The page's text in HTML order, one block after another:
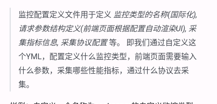
监控配置定义文件用于定义 监控类型的名称(国际化),
请求参数结构定义(前端页面根据配置自动渲染UI), 采
集指标信息, 采集协议配置等。 即我们通过自定义这
个YML，配置定义什么监控类型，前端页面需要输入
什么参数，采集哪些性能指标，通过什么协议去采
集。